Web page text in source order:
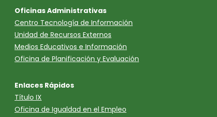
Oficinas Administrativas
Centro Tecnología de Información
Unidad de Recursos Externos
Medios Educativos e Información
Oficina de Planificación y Evaluación
Enlaces Rápidos
Título IX
Oficina de Igualdad en el Empleo